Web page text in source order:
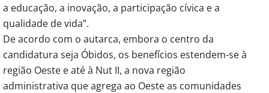
a educação, a inovação, a participação cívica e a
qualidade de vida”.
De acordo com o autarca, embora o centro da
candidatura seja Óbidos, os benefícios estendem-se à
região Oeste e até à Nut II, a nova região
administrativa que agrega ao Oeste as comunidades